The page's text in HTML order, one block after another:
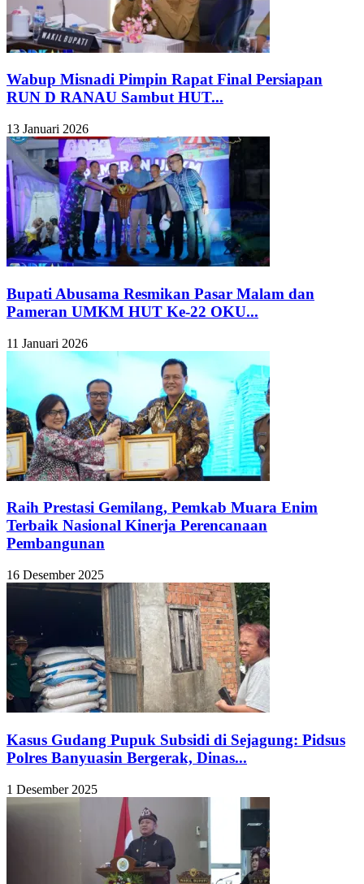
Wabup Misnadi Pimpin Rapat Final Persiapan
RUN D RANAU Sambut HUT...
13 Januari 2026
Bupati Abusama Resmikan Pasar Malam dan
Pameran UMKM HUT Ke-22 OKU...
11 Januari 2026
Raih Prestasi Gemilang, Pemkab Muara Enim
Terbaik Nasional Kinerja Perencanaan
Pembangunan
16 Desember 2025
Kasus Gudang Pupuk Subsidi di Sejagung: Pidsus
Polres Banyuasin Bergerak, Dinas...
1 Desember 2025